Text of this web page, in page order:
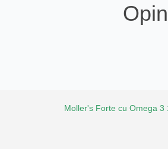
Moller's Forte cu Omega 3